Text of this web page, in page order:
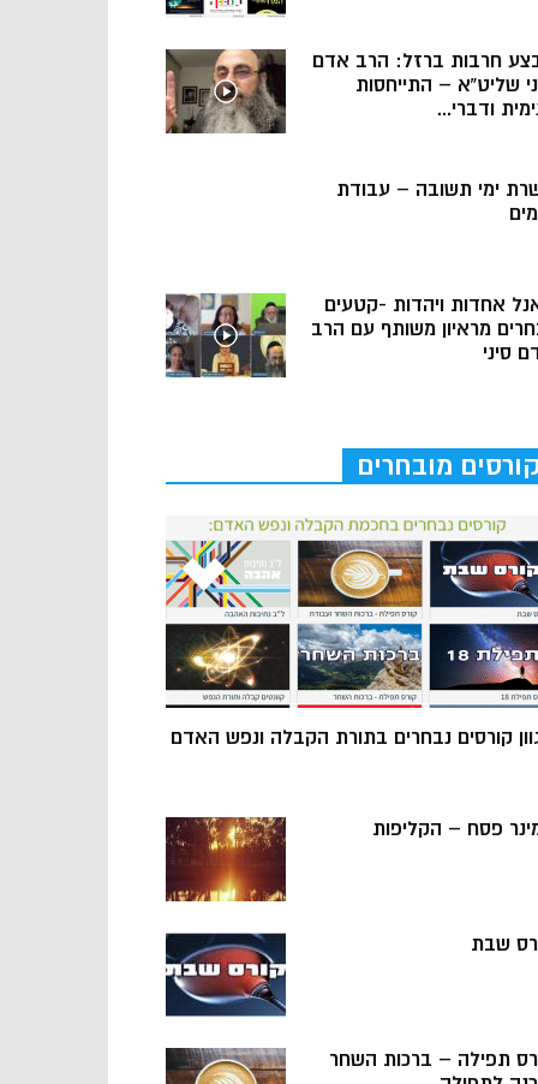
חרבות ברזל: הרב אדם
שליט”א – התייחסות
ודברי...
ימי תשובה – עבודת
אחדות ויהדות -קטעים
מראיון משותף עם הרב
סיני
קורסים מובחרים
קורסים נבחרים בתורת הקבלה ונפש האדם
פסח – הקליפות
שבת
תפילה – ברכות השחר